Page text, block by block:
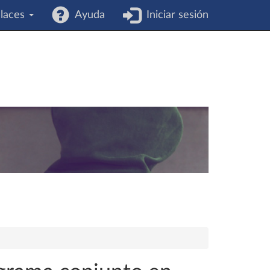
Ayuda Iniciar sesión